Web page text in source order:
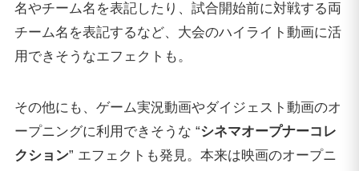
名やチーム名を表記したり、試合開始前に対戦する両
チーム名を表記するなど、大会のハイライト動画に活
用できそうなエフェクトも。
その他にも、ゲーム実況動画やダイジェスト動画のオ
ープニングに利用できそうな “シネマオープナーコレ
クション” エフェクトも発見。本来は映画のオープニ